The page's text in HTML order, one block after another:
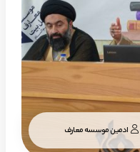
ادمین موسسه معارف